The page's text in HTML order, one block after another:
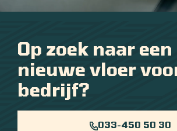
Op zoek naar een
nieuwe vloer
bedrijf?
033-450 50 30